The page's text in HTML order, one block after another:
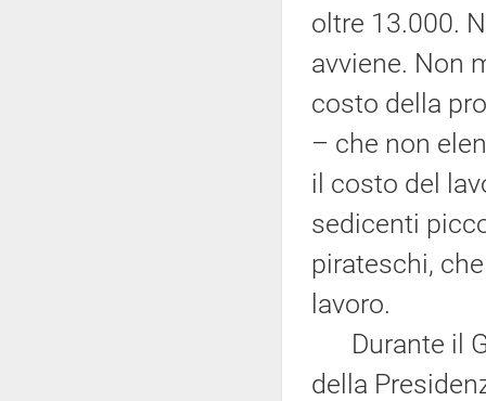
oltre 13.000.
avviene. Non
costo della
– che non
il costo del
sedicenti
pirateschi,
lavoro.
Durante il
della